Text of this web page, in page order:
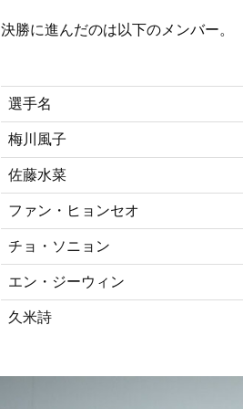
決勝に進んだのは以下のメンバー。
選手名
梅川風子
佐藤水菜
ファン・ヒョンセオ
チョ・ソニョン
エン・ジーウィン
久米詩